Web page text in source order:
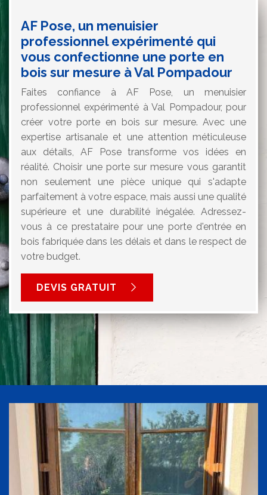
AF Pose, un menuisier
professionnel expérimenté qui
vous confectionne une porte en
bois sur mesure à Val Pompadour
Faites confiance à AF Pose, un menuisier
professionnel expérimenté à Val Pompadour, pour
créer votre porte en bois sur mesure. Avec une
expertise artisanale et une attention méticuleuse
aux détails, AF Pose transforme vos idées en
réalité. Choisir une porte sur mesure vous garantit
non seulement une pièce unique qui s'adapte
parfaitement à votre espace, mais aussi une qualité
supérieure et une durabilité inégalée. Adressez-
vous à ce prestataire pour une porte d'entrée en
bois fabriquée dans les délais et dans le respect de
votre budget.
DEVIS GRATUIT